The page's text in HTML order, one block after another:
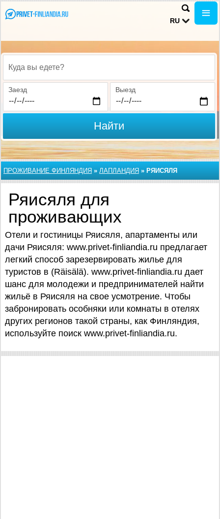
RU
Куда вы едете?
Заезд Выезд
Найти
ПРОЖИВАНИЕ ФИНЛЯНДИЯ » ЛАПЛАНДИЯ » РЯИСЯЛЯ
Ряисяля для
проживающих
Отели и гостиницы Ряисяля, апартаменты или
дачи Ряисяля: www.privet-finliandia.ru предлагает
легкий способ зарезервировать жилье для
туристов в (Räisälä). www.privet-finliandia.ru дает
шанс для молодежи и предпринимателей найти
жильё в Ряисяля на свое усмотрение. Чтобы
забронировать особняки или комнаты в отелях
других регионов такой страны, как Финляндия,
используйте поиск www.privet-finliandia.ru.